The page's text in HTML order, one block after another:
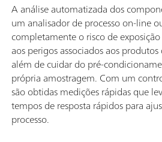
A análise automatizada dos
um analisador de processo on-line
completamente o risco de
aos perigos associados aos
além de cuidar do pré-
própria amostragem. Com um
são obtidas medições rápidas que
tempos de resposta rápidos para
processo.